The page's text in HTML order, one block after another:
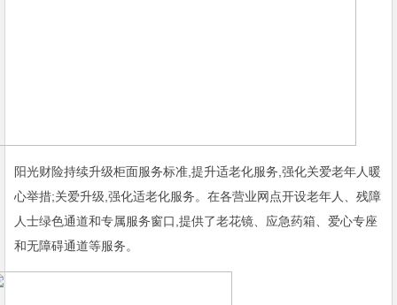
阳光财险持续升级柜面服务标准,提升适老化服务,强化关爱老年人暖
心举措;关爱升级,强化适老化服务。在各营业网点开设老年人、残障
人士绿色通道和专属服务窗口,提供了老花镜、应急药箱、爱心专座
和无障碍通道等服务。